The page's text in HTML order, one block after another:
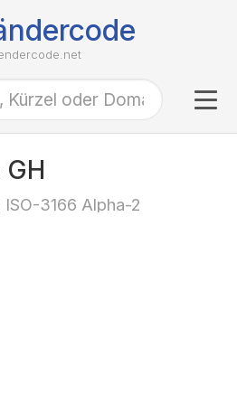
3166 Alpha-2